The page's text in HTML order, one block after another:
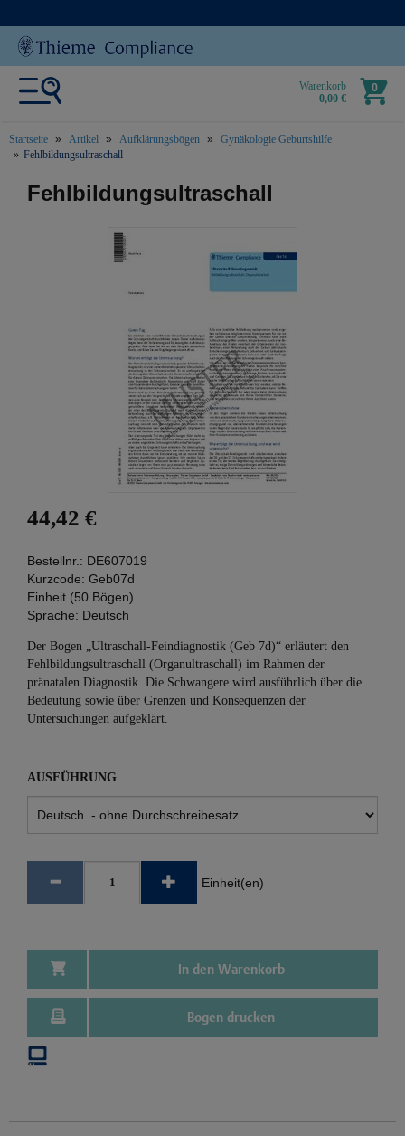
Warenkorb
0,00 €
0
Startseite Artikel Aufklärungsbögen
Gynäkologie Geburtshilfe
Fehlbildungsultraschall
text.skipToContent
text.skipToNavigation
Fehlbildungsultraschall
44,42 €
Bestellnr.: DE607019
Kurzcode: Geb07d
Einheit (50 Bögen)
Sprache: Deutsch
Der Bogen „Ultraschall-Feindiagnostik (Geb 7d)“ erläutert den
Fehlbildungsultraschall (Organultraschall) im Rahmen der
pränatalen Diagnostik. Die Schwangere wird ausführlich über die
Bedeutung sowie über Grenzen und Konsequenzen der
Untersuchungen aufgeklärt.
AUSFÜHRUNG
Einheit(en)
In den Warenkorb
Bogen drucken